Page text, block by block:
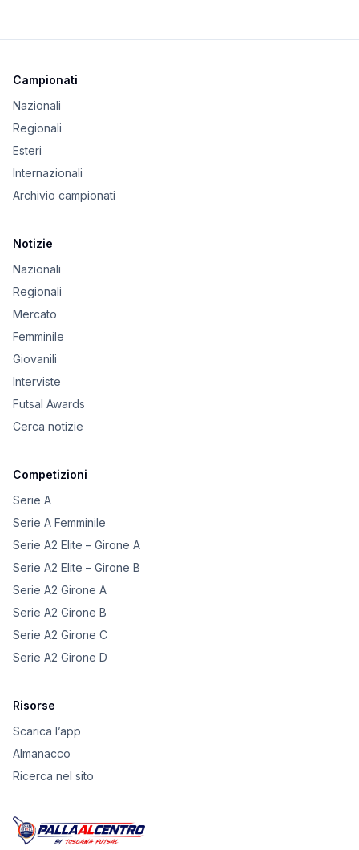
Campionati
Nazionali
Regionali
Esteri
Internazionali
Archivio campionati
Notizie
Nazionali
Regionali
Mercato
Femminile
Giovanili
Interviste
Futsal Awards
Cerca notizie
Competizioni
Serie A
Serie A Femminile
Serie A2 Elite – Girone A
Serie A2 Elite – Girone B
Serie A2 Girone A
Serie A2 Girone B
Serie A2 Girone C
Serie A2 Girone D
Risorse
Scarica l’app
Almanacco
Ricerca nel sito